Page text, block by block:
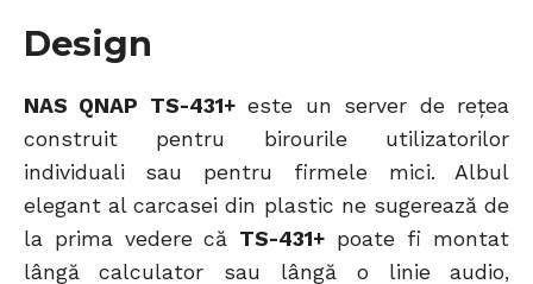
Design
NAS QNAP TS-431+este un server de rețea
construit pentru birourile utilizatorilor
individuali sau pentru firmele mici. Albul
elegant al carcasei din plastic ne sugerează de
la prima vedere că TS-431+ poate fi montat
lângă calculator sau lângă o linie audio,